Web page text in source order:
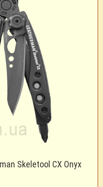
Skeletool CX Onyx